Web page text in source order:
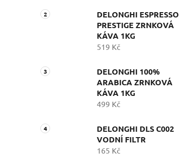
DELONGHI ESPRESSO
PRESTIGE ZRNKOVÁ
KÁVA 1KG
519 Kč
DELONGHI 100%
ARABICA ZRNKOVÁ
KÁVA 1KG
499 Kč
DELONGHI DLS C002
VODNÍ FILTR
165 Kč